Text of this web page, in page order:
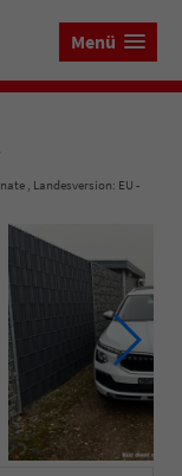
Menü
, Landesversion: EU -